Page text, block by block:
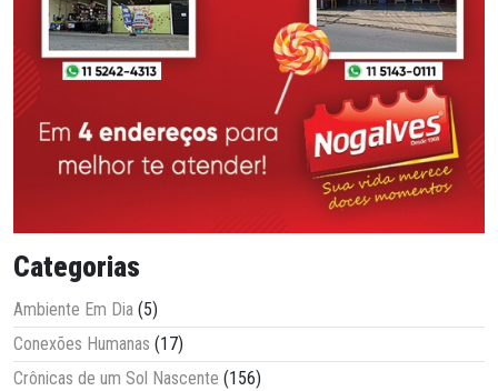
Categorias
Ambiente Em Dia (5)
Conexões Humanas (17)
Crônicas de um Sol Nascente (156)